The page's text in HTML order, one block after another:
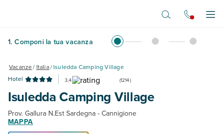
1. Componi la tua vacanza
Vacanze/ Italia/Isuledda Camping Village
Hotel
3,4 (1214)
Isuledda Camping Village
Prov. Gallura N.Est Sardegna - Cannigione
MAPPA